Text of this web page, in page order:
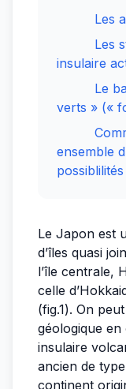
Les
Les
insulaire
Le
verts » («
ensemble
possiblilités
Le Japon est
d’îles quasi
l’île centrale,
celle
(fig.1). On
géologique en
insulaire
ancien de
continent